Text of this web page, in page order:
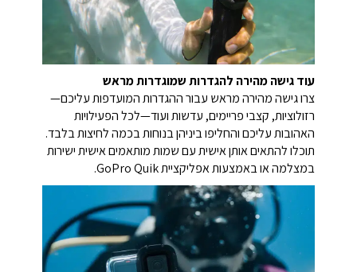
עוד גישה מהירה להגדרות שמוגדרות מראש
צרו גישה מהירה מראש עבור ההגדרות המועדפות עליכם—
רזולוציות, קצבי פריימים, עדשות ועוד—לכל הפעילויות
האהובות עליכם והחליפו ביניהן בנוחות בכמה לחיצות בלבד.
תוכלו להתאים אותן אישית עם שמות מותאמים אישית ישירות
במצלמה או באמצעות אפליקציית GoPro Quik.